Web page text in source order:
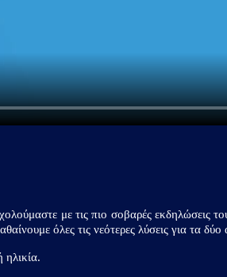
με τις πιο σοβαρές εκδηλώσεις
όλες τις νεότερες λύσεις για τα δύο